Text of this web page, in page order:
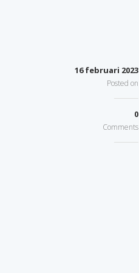
16 februari 2023
Posted on
0
Comments